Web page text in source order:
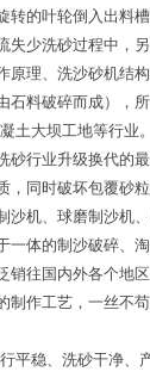
的叶轮倒入出
少洗砂过程中，
理、洗沙砂机
料破碎而成）
土大坝工地等行
行业升级换代
同时破坏包覆砂
机、球磨制沙
体的制沙破碎
往国内外各个
作工艺，一丝
平稳、洗砂干净